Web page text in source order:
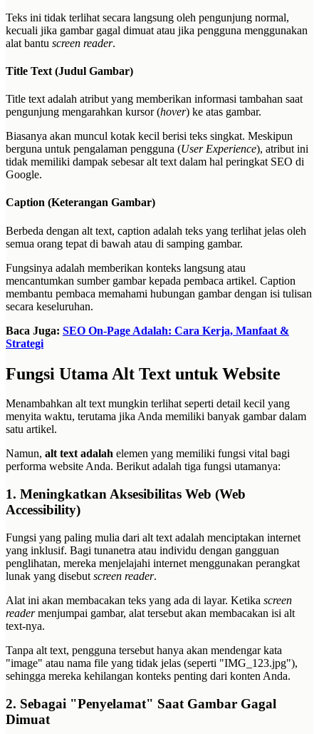
Teks ini tidak terlihat secara langsung oleh pengunjung normal,
kecuali jika gambar gagal dimuat atau jika pengguna menggunakan
alat bantu screen reader.
Title Text (Judul Gambar)
Title text adalah atribut yang memberikan informasi tambahan saat
pengunjung mengarahkan kursor (hover) ke atas gambar.
Biasanya akan muncul kotak kecil berisi teks singkat. Meskipun
berguna untuk pengalaman pengguna (User Experience), atribut ini
tidak memiliki dampak sebesar alt text dalam hal peringkat SEO di
Google.
Caption (Keterangan Gambar)
Berbeda dengan alt text, caption adalah teks yang terlihat jelas oleh
semua orang tepat di bawah atau di samping gambar.
Fungsinya adalah memberikan konteks langsung atau
mencantumkan sumber gambar kepada pembaca artikel. Caption
membantu pembaca memahami hubungan gambar dengan isi tulisan
secara keseluruhan.
Baca Juga: SEO On-Page Adalah: Cara Kerja, Manfaat &
Strategi
Fungsi Utama Alt Text untuk Website
Menambahkan alt text mungkin terlihat seperti detail kecil yang
menyita waktu, terutama jika Anda memiliki banyak gambar dalam
satu artikel.
Namun, alt text adalah elemen yang memiliki fungsi vital bagi
performa website Anda. Berikut adalah tiga fungsi utamanya:
1. Meningkatkan Aksesibilitas Web (Web
Accessibility)
Fungsi yang paling mulia dari alt text adalah menciptakan internet
yang inklusif. Bagi tunanetra atau individu dengan gangguan
penglihatan, mereka menjelajahi internet menggunakan perangkat
lunak yang disebut screen reader.
Alat ini akan membacakan teks yang ada di layar. Ketika screen
readermenjumpai gambar, alat tersebut akan membacakan isi alt
text-nya.
Tanpa alt text, pengguna tersebut hanya akan mendengar kata
"image" atau nama file yang tidak jelas (seperti "IMG_123.jpg"),
sehingga mereka kehilangan konteks penting dari konten Anda.
2. Sebagai "Penyelamat" Saat Gambar Gagal
Dimuat